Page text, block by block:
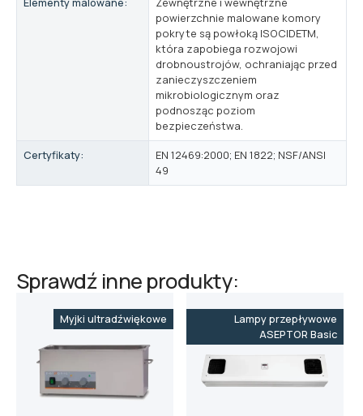
powierzchnie malowane komory
pokryte są powłoką ISOCIDETM,
która zapobiega rozwojowi
drobnoustrojów, ochraniając przed
zanieczyszczeniem
mikrobiologicznym oraz
podnosząc poziom
bezpieczeństwa.
Certyfikaty:
EN 12469:2000; EN 1822; NSF/ANSI
49
Sprawdź inne produkty:
Myjki ultradźwiękowe
Lampy przepływowe
ASEPTOR Basic